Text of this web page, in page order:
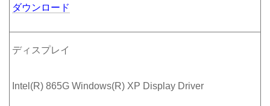
ダウンロード
ディスプレイ
Intel(R) 865G Windows(R) XP Display Driver